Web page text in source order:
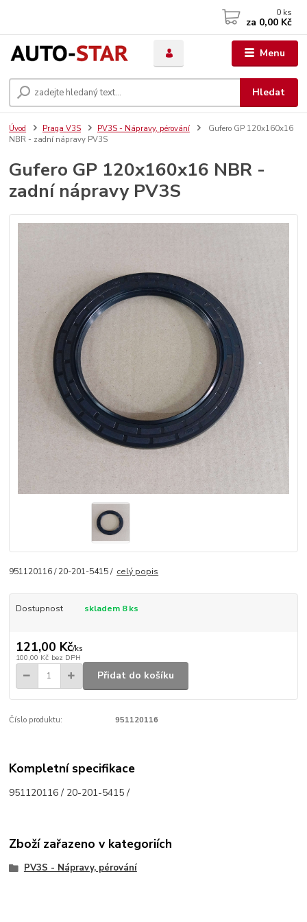
Menu
Hledat
0 ks
za 0,00 Kč
Úvod Praga V3S PV3S - Nápravy, pérování
Gufero GP 120x160x16
NBR - zadní nápravy PV3S
Gufero GP 120x160x16 NBR -
zadní nápravy PV3S
951120116 / 20-201-5415 / celý popis
Dostupnost skladem 8 ks
121,00 Kč/ks
100,00 Kč bez DPH
Přidat do košíku
Číslo produktu: 951120116
Kompletní specifikace
951120116 / 20-201-5415 /
Zboží zařazeno v kategoriích
PV3S - Nápravy, pérování